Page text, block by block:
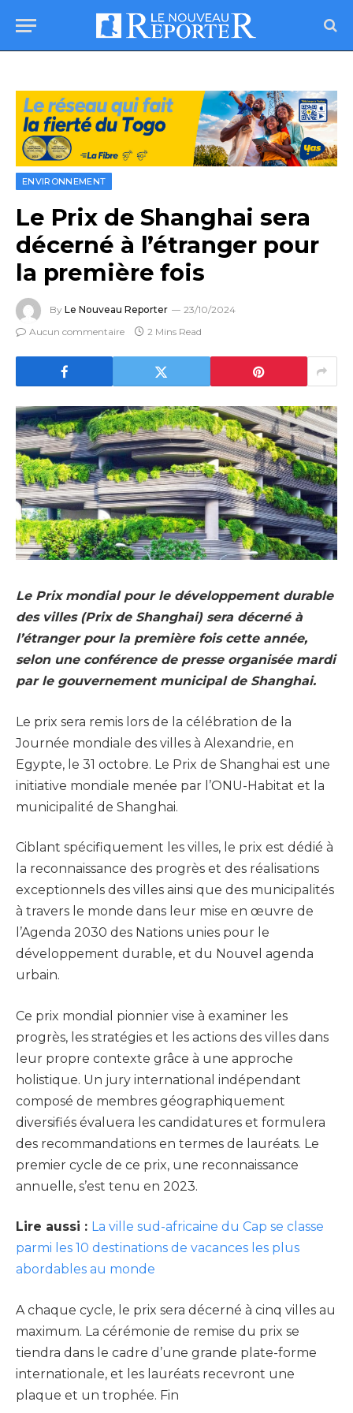
ENVIRONNEMENT
Le Prix de Shanghai sera
décerné à l’étranger pour
la première fois
By Le Nouveau Reporter
23/10/2024
Aucun commentaire
2 Mins Read
Le Prix mondial pour le développement durable
des villes (Prix de Shanghai) sera décerné à
l’étranger pour la première fois cette année,
selon une conférence de presse organisée mardi
par le gouvernement municipal de Shanghai.
Le prix sera remis lors de la célébration de la
Journée mondiale des villes à Alexandrie, en
Egypte, le 31 octobre. Le Prix de Shanghai est une
initiative mondiale menée par l’ONU-Habitat et la
municipalité de Shanghai.
Ciblant spécifiquement les villes, le prix est dédié à
la reconnaissance des progrès et des réalisations
exceptionnels des villes ainsi que des municipalités
à travers le monde dans leur mise en œuvre de
l’Agenda 2030 des Nations unies pour le
développement durable, et du Nouvel agenda
urbain.
Ce prix mondial pionnier vise à examiner les
progrès, les stratégies et les actions des villes dans
leur propre contexte grâce à une approche
holistique. Un jury international indépendant
composé de membres géographiquement
diversifiés évaluera les candidatures et formulera
des recommandations en termes de lauréats. Le
premier cycle de ce prix, une reconnaissance
annuelle, s’est tenu en 2023.
Lire aussi : La ville sud-africaine du Cap se classe
parmi les 10 destinations de vacances les plus
abordables au monde
A chaque cycle, le prix sera décerné à cinq villes au
maximum. La cérémonie de remise du prix se
tiendra dans le cadre d’une grande plate-forme
internationale, et les lauréats recevront une
plaque et un trophée. Fin